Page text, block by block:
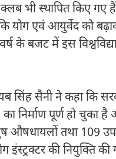
भी स्थापित किए गए
योग एवं आयुर्वेद को
के बजट में इस
सिंह सैनी ने कहा कि
निर्माण पूर्ण हो चुका
तथा 109 उप-
इंस्ट्रक्टर की नियुक्ति की